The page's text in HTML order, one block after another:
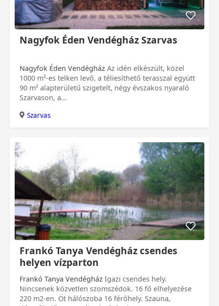
Nagyfok Éden Vendégház Szarvas
Nagyfok Éden Vendégház
1000 m²-es telken levő, a téliesíthető terasszal együtt
90 m² alapterületű szigetelt, négy évszakos nyaraló
Szarvason, a...
Szarvas
0 Ft
Frankó Tanya Vendégház csendes
helyen vízparton
Frankó Tanya Vendégház
Nincsenek közvetlen szomszédok. 16 fő elhelyezése
220 m2-en. Öt hálószoba 16 férőhely. Szauna,